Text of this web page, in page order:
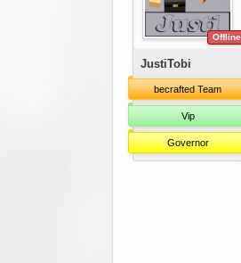
Offline
JustiTobi
becrafted Team
Vip
Governor